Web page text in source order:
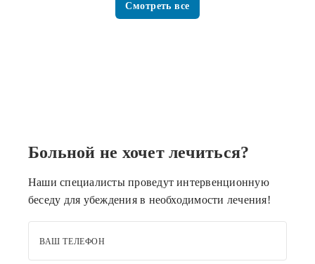
Смотреть все
Больной не хочет лечиться?
Наши специалисты проведут интервенционную
беседу для убеждения в необходимости лечения!
ВАШ ТЕЛЕФОН